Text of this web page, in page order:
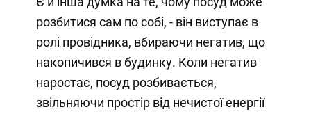
розбитися сам по собі, - він виступає в
ролі провідника, вбираючи негатив, що
накопичився в будинку. Коли негатив
наростає, посуд розбивається,
звільняючи простір від нечистої енергії